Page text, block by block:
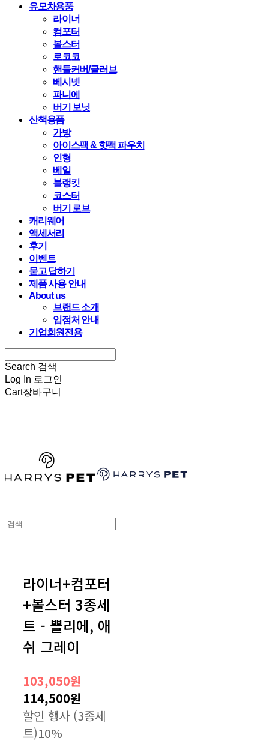
유모차용품
라이너
컴포터
볼스터
로코코
핸들커버/글러브
베시넷
파니에
버기 보닛
산책용품
가방
아이스팩 & 핫팩 파우치
인형
베일
블랭킷
코스터
버기 로브
캐리웨어
액세서리
후기
이벤트
묻고 답하기
제품 사용 안내
About us
브랜드 소개
입점처 안내
기업회원전용
Search 검색
Log In 로그인
Cart장바구니
라이너+컴포터
+볼스터 3종세
트 - 쁠리에, 애
쉬 그레이
103,050원
114,500원
할인 행사 (3종세
트)10%